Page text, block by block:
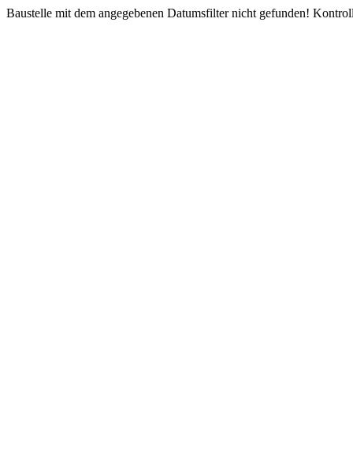
Baustelle mit dem angegebenen Datumsfilter nicht gefunden!